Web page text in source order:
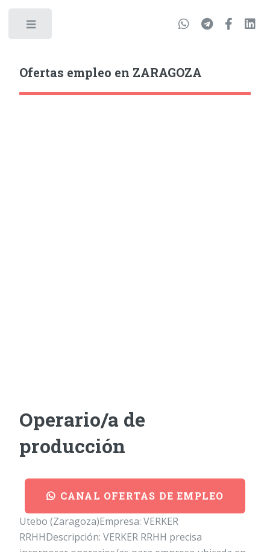
Ofertas empleo en ZARAGOZA
Operario/a de
producción
CANAL OFERTAS DE EMPLEO
Utebo (Zaragoza)Empresa: VERKER
RRHHDescripción: VERKER RRHH precisa